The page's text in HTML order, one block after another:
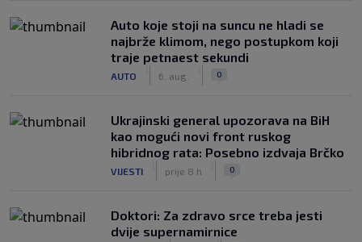
Auto koje stoji na suncu ne hladi se
najbrže klimom, nego postupkom koji
traje petnaest sekundi
AUTO 6. aug. 0
Ukrajinski general upozorava na BiH
kao mogući novi front ruskog
hibridnog rata: Posebno izdvaja Brčko
VIJESTI prije 8 h 0
Doktori: Za zdravo srce treba jesti
dvije supernamirnice